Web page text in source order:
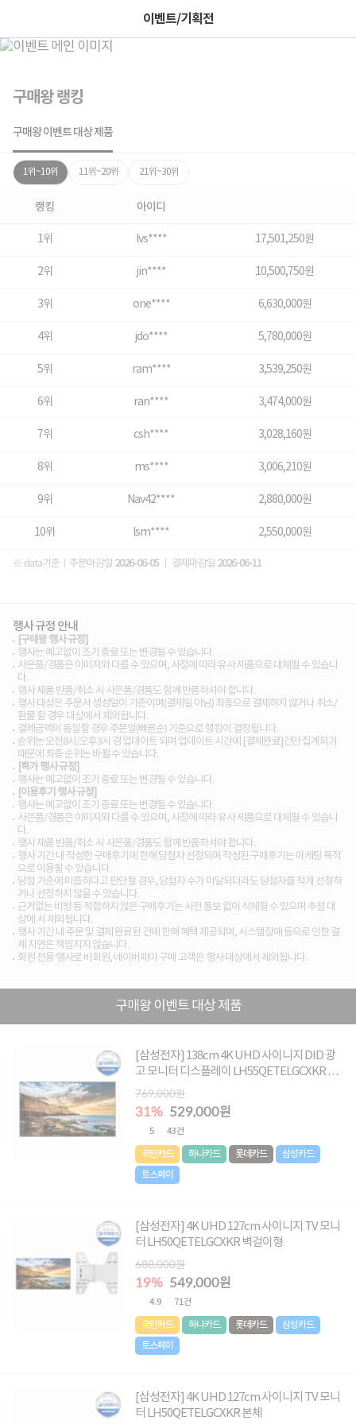
이벤트/기획전
구매왕 랭킹
구매왕 이벤트 대상 제품
1위~10위 11위~20위 21위~30위
랭킹 아이디
1위 lvs**** 17,501,250원
2위 jin**** 10,500,750원
3위 one**** 6,630,000원
4위 jdo**** 5,780,000원
5위 ram**** 3,539,250원
6위 ran**** 3,474,000원
7위 csh**** 3,028,160원
8위 ms**** 3,006,210원
9위 Nav42**** 2,880,000원
10위 lsm**** 2,550,000원
※ data기준ㅣ주문마감일 2026-06-05ㅣ 결제마감일 2026-06-11
행사 규정 안내
[구매왕 행사 규정]
행사는 예고없이 조기 종료 또는 변경될 수 있습니다.
사은품/경품은 이미지와 다를 수 있으며, 사정에 따라 유사 제품으로 대체될 수 있습니
다.
행사 제품 반품/취소 시 사은품/경품도 함께 반품하셔야 합니다.
행사 대상은 주문서 생성일이 기준이며(결제일 아님) 최종으로 결제하지 않거나 취소/
환불 할 경우 대상에서 제외됩니다.
결제금액이 동일할 경우 주문일(빠른순) 기준으로 랭킹이 결정됩니다.
순위는 오전8시/오후3시 경 업데이트 되며 업데이트 시간에 [결제완료]건만 집계되기
때문에 최종 순위는 바뀔 수 있습니다.
[특가 행사 규정]
행사는 예고없이 조기 종료 또는 변경될 수 있습니다.
[이용후기 행사 규정]
행사는 예고없이 조기 종료 또는 변경될 수 있습니다.
사은품/경품은 이미지와 다를 수 있으며, 사정에 따라 유사 제품으로 대체될 수 있습니
다.
행사 제품 반품/취소 시 사은품/경품도 함께 반품하셔야 합니다.
행사 기간 내 작성한 구매후기에 한해 당첨자 선정되며 작성된 구매후기는 마케팅 목적
으로 이용될 수 있습니다.
당첨 기준에 미흡하다고 판단될 경우, 당첨자 수가 미달되더라도 당첨자를 적게 선정하
거나 선정하지 않을 수 있습니다.
근거없는 비방 등 적합하지 않은 구매후기는 사전 통보 없이 삭제될 수 있으며 추첨 대
상에 서 제외됩니다.
행사 기간 내 주문 및 결제 완료된 건에 한해 혜택 제공되며, 시스템장애 등으로 인한 결
제 지연은 책임지지 않습니다.
회원 전용 행사로 비회원, 네이버페이 구매 고객은 행사 대상에서 제외됩니다.
구매왕 이벤트 대상 제품
[삼성전자] 138cm 4K UHD 사이니지 DID 광
고 모니터 디스플레이 LH55QETELGCXKR 본
체
769,000원
31% 529,000원
5 43건
국민카드 하나카드 롯데카드
삼성카드
토스페이
[삼성전자] 4K UHD 127cm 사이니지 TV 모니
터 LH50QETELGCXKR 벽걸이형
680,000원
19% 549,000원
4.9 71건
국민카드 하나카드 롯데카드
삼성카드
토스페이
[삼성전자] 4K UHD 127cm 사이니지 TV 모니
터 LH50QETELGCXKR 본체